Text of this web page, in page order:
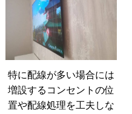
特に配線が多い場合には
増設するコンセントの位
置や配線処理を工夫しな